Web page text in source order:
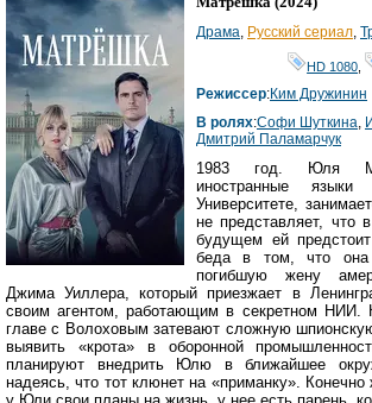
Драма, Русский сериал,
HD 1080
Режиссер:Ким Дружинин
В ролях:Софи Шуткина,
Дмитрий Паламарчук
1983 год. Юля
иностранные языки
Университете,
не представляет, что
будущем ей
беда в том, что
погибшую жену
Джима Уиллера, который приезжает в
своим агентом, работающим в секретном НИИ.
главе с Волоховым затевают сложную
выявить «крота» в оборонной
планируют внедрить Юлю в ближайшее
надеясь, что тот клюнет на «приманку».